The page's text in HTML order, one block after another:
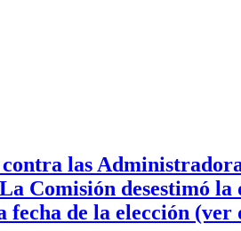
las
Comisión desestimó
de la elección (ver